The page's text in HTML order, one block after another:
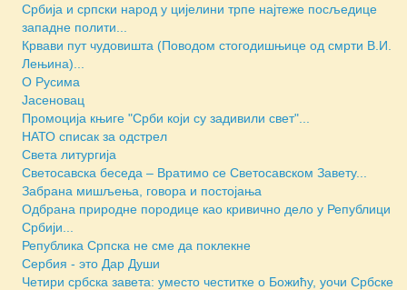
Србија и српски народ у цијелини трпе најтеже посљедице
западне полити...
Крвави пут чудовишта (Поводом стогодишњице од смрти В.И.
Лењина)...
О Русима
Јасеновац
Промоција књиге "Срби који су задивили свет"...
НАТО списак за одстрел
Света литургија
Светосавска беседа – Вратимо се Светосавском Завету...
Забрана мишљења, говора и постојања
Одбрана природне породице као кривично дело у Републици
Србији...
Република Српска не сме да поклекне
Сербия - это Дар Души
Четири србска завета: уместо честитке о Божићу, уочи Србске